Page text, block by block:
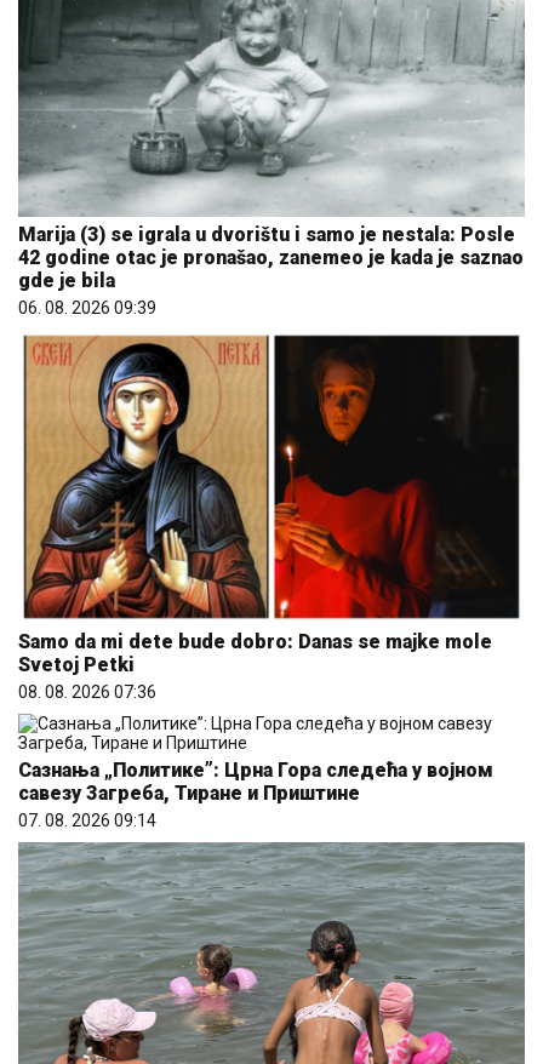
Marija (3) se igrala u dvorištu i samo je nestala: Posle
42 godine otac je pronašao, zanemeo je kada je saznao
gde je bila
06. 08. 2026 09:39
Samo da mi dete bude dobro: Danas se majke mole
Svetoj Petki
08. 08. 2026 07:36
Сазнања „Политике”: Црна Гора следећа у војном
савезу Загреба, Тиране и Приштине
07. 08. 2026 09:14